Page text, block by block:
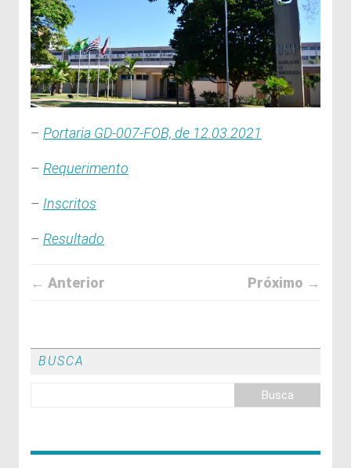
– Portaria GD-007-FOB, de 12.03.2021
– Requerimento
– Inscritos
– Resultado
← Anterior Próximo →
BUSCA